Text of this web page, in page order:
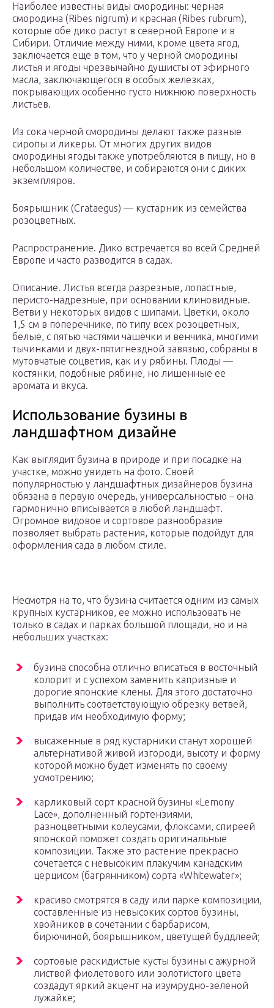
Наиболее известны виды смородины: черная
смородина (Ribes nigrum) и красная (Ribes rubrum),
которые обе дико растут в северной Европе и в
Сибири. Отличие между ними, кроме цвета ягод,
заключается еще в том, что у черной смородины
листья и ягоды чрезвычайно душисты от эфирного
масла, заключающегося в особых железках,
покрывающих особенно густо нижнюю поверхность
листьев.
Из сока черной смородины делают также разные
сиропы и ликеры. От многих других видов
смородины ягоды также употребляются в пищу, но в
небольшом количестве, и собираются они с диких
экземпляров.
Боярышник (Crataegus) — кустарник из семейства
розоцветных.
Распространение. Дико встречается во всей Средней
Европе и часто разводится в садах.
Описание. Листья всегда разрезные, лопастные,
перисто-надрезные, при основании клиновидные.
Ветви у некоторых видов с шипами. Цветки, около
1,5 см в поперечнике, по типу всех розоцветных,
белые, с пятью частями чашечки и венчика, многими
тычинками и двух-пятигнездной завязью, собраны в
мутовчатые соцветия, как и у рябины. Плоды —
костянки, подобные рябине, но лишенные ее
аромата и вкуса.
Использование бузины в
ландшафтном дизайне
Как выглядит бузина в природе и при посадке на
участке, можно увидеть на фото. Своей
популярностью у ландшафтных дизайнеров бузина
обязана в первую очередь, универсальностью – она
гармонично вписывается в любой ландшафт.
Огромное видовое и сортовое разнообразие
позволяет выбрать растения, которые подойдут для
оформления сада в любом стиле.
Несмотря на то, что бузина считается одним из самых
крупных кустарников, ее можно использовать не
только в садах и парках большой площади, но и на
небольших участках:
бузина способна отлично вписаться в восточный
колорит и с успехом заменить капризные и
дорогие японские клены. Для этого достаточно
выполнить соответствующую обрезку ветвей,
придав им необходимую форму;
высаженные в ряд кустарники станут хорошей
альтернативой живой изгороди, высоту и форму
которой можно будет изменять по своему
усмотрению;
карликовый сорт красной бузины «Lemony
Lace», дополненный гортензиями,
разноцветными колеусами, флоксами, спиреей
японской поможет создать оригинальные
композиции. Также это растение прекрасно
сочетается с невысоким плакучим канадским
церцисом (багрянником) сорта «Whitewater»;
красиво смотрятся в саду или парке композиции,
составленные из невысоких сортов бузины,
хвойников в сочетании с барбарисом,
бирючиной, боярышником, цветущей буддлеей;
сортовые раскидистые кусты бузины с ажурной
листвой фиолетового или золотистого цвета
создадут яркий акцент на изумрудно-зеленой
лужайке;